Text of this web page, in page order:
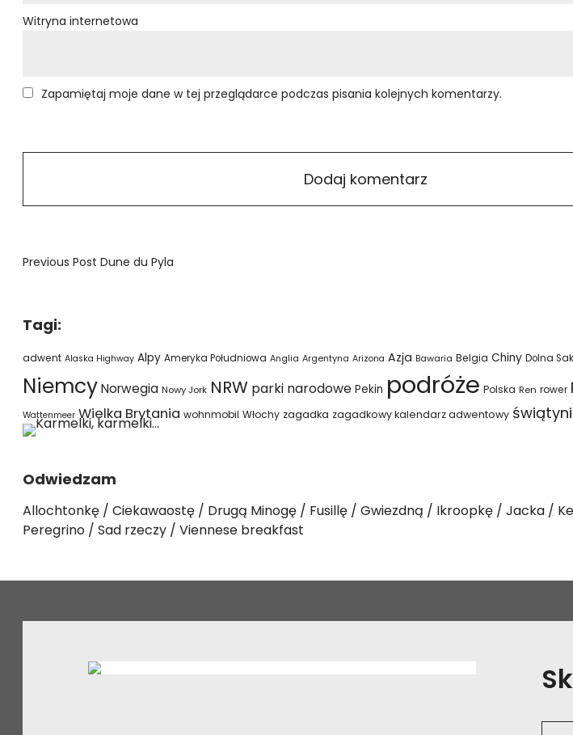
Witryna internetowa
Zapamiętaj moje dane w tej przeglądarce podczas pisania kolejnych komentarzy.
Previous Post Dune du Pyla
Tagi:
adwent Alaska Highway Alpy Ameryka Południowa Anglia Argentyna Arizona Azja Bawaria Belgia Chiny Dolna
NiemcyNorwegia Nowy Jork NRW parki narodowe Pekin podróże Polska Ren rower
Wattenmeer Wielka Brytania wohnmobil Włochy zagadka zagadkowy kalendarz adwentowy
Odwiedzam
Allochtonkę Ciekawaostę Drugą Minogę Fusillę Gwiezdną Ikroopkę Jacka
Peregrino
Sad rzeczy Viennese breakfast